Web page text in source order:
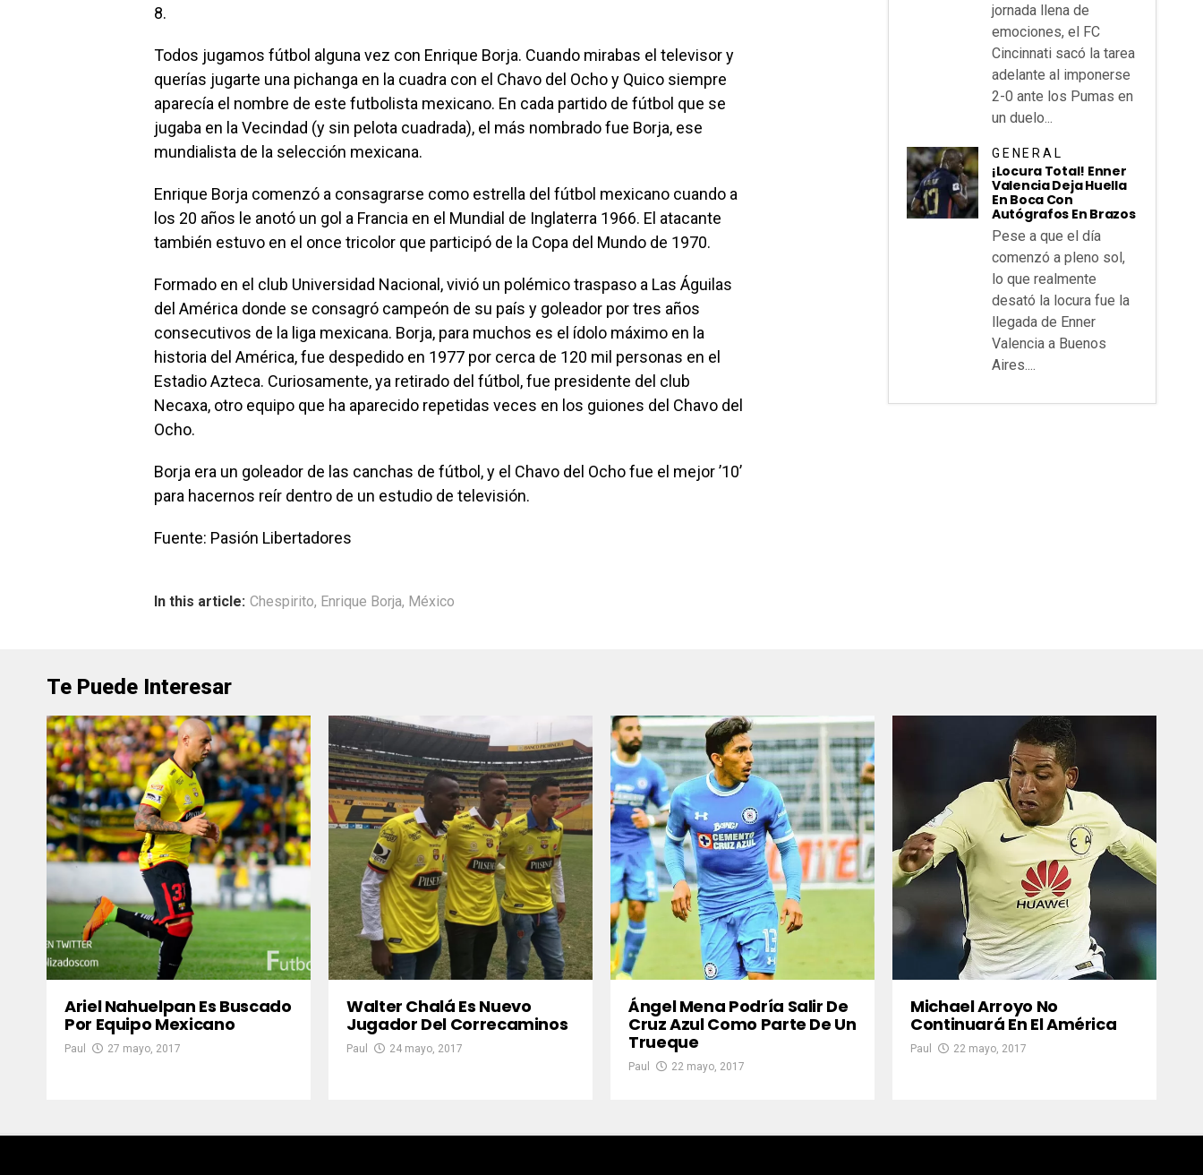
8.
Todos jugamos fútbol alguna vez con Enrique Borja. Cuando mirabas el televisor y
querías jugarte una pichanga en la cuadra con el Chavo del Ocho y Quico siempre
aparecía el nombre de este futbolista mexicano. En cada partido de fútbol que se
jugaba en la Vecindad (y sin pelota cuadrada), el más nombrado fue Borja, ese
mundialista de la selección mexicana.
Enrique Borja comenzó a consagrarse como estrella del fútbol mexicano cuando a
los 20 años le anotó un gol a Francia en el Mundial de Inglaterra 1966. El atacante
también estuvo en el once tricolor que participó de la Copa del Mundo de 1970.
Formado en el club Universidad Nacional, vivió un polémico traspaso a Las Águilas
del América donde se consagró campeón de su país y goleador por tres años
consecutivos de la liga mexicana. Borja, para muchos es el ídolo máximo en la
historia del América, fue despedido en 1977 por cerca de 120 mil personas en el
Estadio Azteca. Curiosamente, ya retirado del fútbol, fue presidente del club
Necaxa, otro equipo que ha aparecido repetidas veces en los guiones del Chavo del
Ocho.
Borja era un goleador de las canchas de fútbol, y el Chavo del Ocho fue el mejor ’10’
para hacernos reír dentro de un estudio de televisión.
Fuente: Pasión Libertadores
In this article: Chespirito, Enrique Borja, México
jornada llena de
emociones, el FC
Cincinnati sacó la tarea
adelante al imponerse
2-0 ante los Pumas en
un duelo...
GENERAL
¡Locura Total! Enner
Valencia Deja Huella
En Boca Con
Autógrafos En Brazos
Pese a que el día
comenzó a pleno sol,
lo que realmente
desató la locura fue la
llegada de Enner
Valencia a Buenos
Aires....
Te Puede Interesar
Ariel Nahuelpan Es Buscado
Por Equipo Mexicano
Paul 27 mayo, 2017
Walter Chalá Es Nuevo
Jugador Del Correcaminos
Paul 24 mayo, 2017
Ángel Mena Podría Salir De
Cruz Azul Como Parte De Un
Trueque
Paul 22 mayo, 2017
Michael Arroyo No
Continuará En El América
Paul 22 mayo, 2017